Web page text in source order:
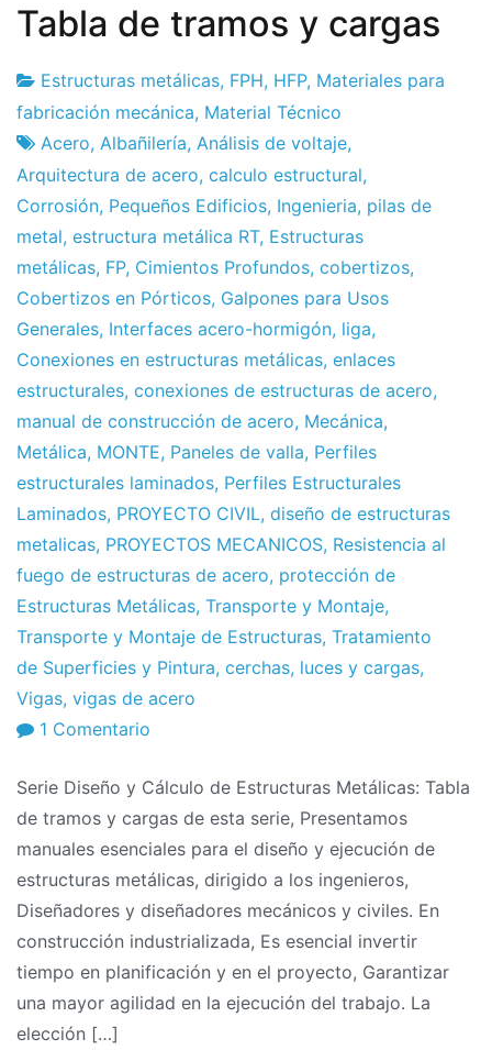
Tabla de tramos y cargas
Fábrica
de
proyectos
3
de
May
de
2013
Estructuras metálicas, FPH, HFP, Materiales para
fabricación mecánica, Material Técnico
Acero, Albañilería, Análisis de voltaje,
Arquitectura de acero, calculo estructural,
Corrosión, Pequeños Edificios, Ingenieria, pilas de
metal, estructura metálica RT, Estructuras
metálicas, FP, Cimientos Profundos, cobertizos,
Cobertizos en Pórticos, Galpones para Usos
Generales, Interfaces acero-hormigón, liga,
Conexiones en estructuras metálicas, enlaces
estructurales, conexiones de estructuras de acero,
manual de construcción de acero, Mecánica,
Metálica, MONTE, Paneles de valla, Perfiles
estructurales laminados, Perfiles Estructurales
Laminados, PROYECTO CIVIL, diseño de estructuras
metalicas, PROYECTOS MECANICOS, Resistencia al
fuego de estructuras de acero, protección de
Estructuras Metálicas, Transporte y Montaje,
Transporte y Montaje de Estructuras, Tratamiento
de Superficies y Pintura, cerchas, luces y cargas,
Vigas, vigas de acero
1 Comentario
Diseño
y
Cálculo
de
Estructuras
Metálicas:
Tabla
de
Serie Diseño y Cálculo de Estructuras Metálicas: Tabla
de tramos y cargas de esta serie, Presentamos
manuales esenciales para el diseño y ejecución de
estructuras metálicas, dirigido a los ingenieros,
Diseñadores y diseñadores mecánicos y civiles. En
construcción industrializada, Es esencial invertir
tiempo en planificación y en el proyecto, Garantizar
una mayor agilidad en la ejecución del trabajo. La
elección […]